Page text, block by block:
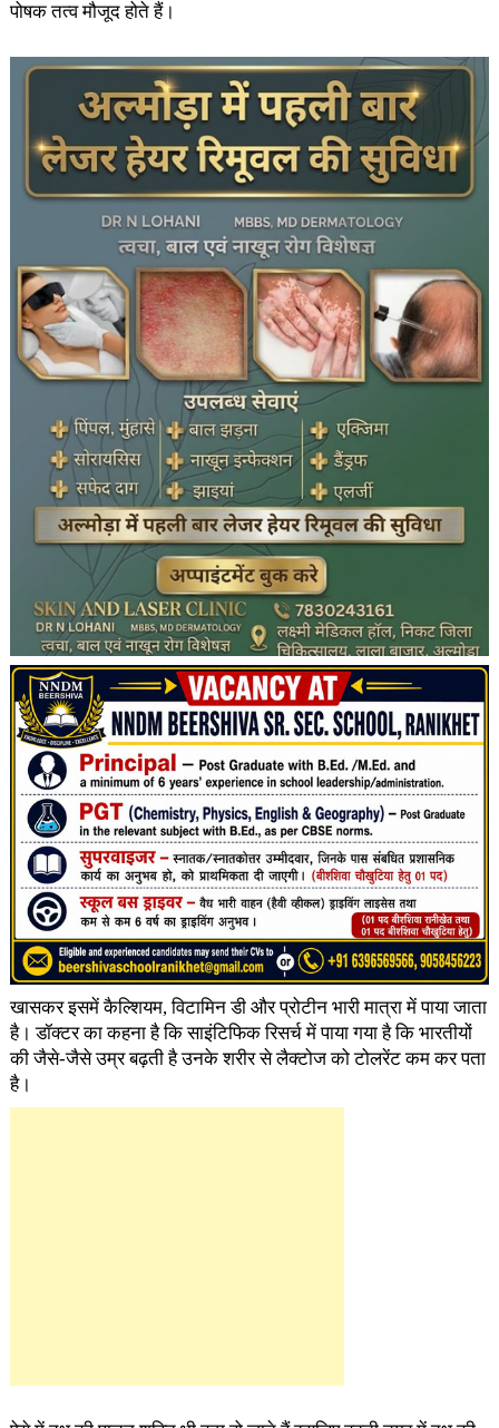
पोषक तत्व मौजूद होते हैं।
खासकर इसमें कैल्शियम, विटामिन डी और प्रोटीन भारी मात्रा में पाया जाता
है। डॉक्टर का कहना है कि साइंटिफिक रिसर्च में पाया गया है कि भारतीयों
की जैसे-जैसे उम्र बढ़ती है उनके शरीर से लैक्टोज को टोलरेंट कम कर पता
है।